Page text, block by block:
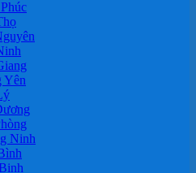
Yên
Ninh